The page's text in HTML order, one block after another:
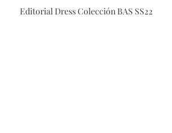
Editorial Dress Colección BAS SS22